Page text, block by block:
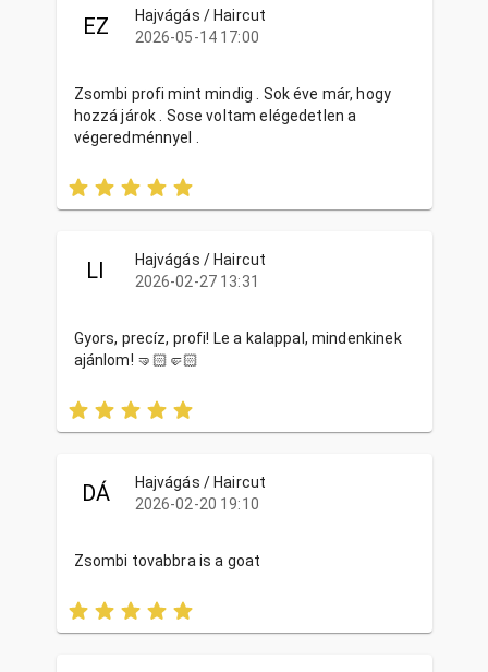
EZ
Hajvágás / Haircut
2026-05-14 17:00
Zsombi profi mint mindig . Sok éve már, hogy
hozzá járok . Sose voltam elégedetlen a
végeredménnyel .
LI
Hajvágás / Haircut
2026-02-27 13:31
Gyors, precíz, profi! Le a kalappal, mindenkinek
ajánlom! 🤜🏻🤛🏻
DÁ
Hajvágás / Haircut
2026-02-20 19:10
Zsombi tovabbra is a goat